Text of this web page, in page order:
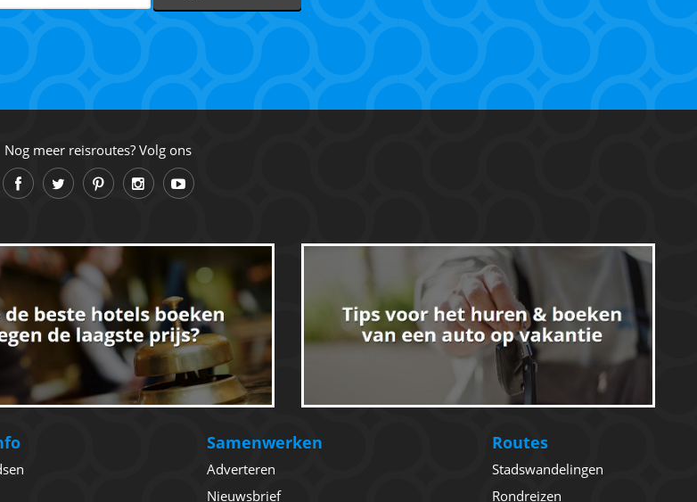
Nog meer reisroutes? Volg ons
Samenwerken
Adverteren
Nieuwsbrief
Routes
Stadswandelingen
Rondreizen